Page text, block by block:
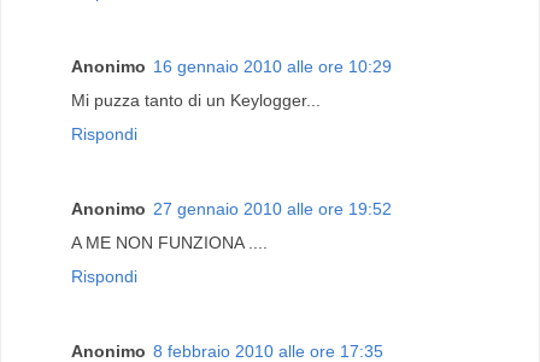
Anonimo 16 gennaio 2010 alle ore 10:29
Mi puzza tanto di un Keylogger...
Rispondi
Anonimo 27 gennaio 2010 alle ore 19:52
A ME NON FUNZIONA ....
Rispondi
Anonimo 8 febbraio 2010 alle ore 17:35